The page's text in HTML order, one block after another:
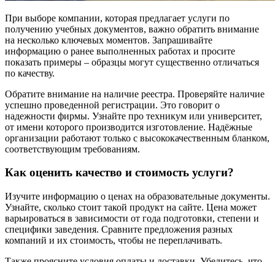
При выборе компании, которая предлагает услуги по
получению учебных документов, важно обратить внимание
на несколько ключевых моментов. Запрашивайте
информацию о ранее выполненных работах и просите
показать примеры – образцы могут существенно отличаться
по качеству.
Обратите внимание на наличие реестра. Проверяйте наличие
успешно проведенной регистрации. Это говорит о
надежности фирмы. Узнайте про техникум или университет,
от имени которого производится изготовление. Надёжные
организации работают только с высококачественным бланком,
соответствующим требованиям.
Как оценить качество и стоимость услуги?
Изучите информацию о ценах на образовательные документы.
Узнайте, сколько стоит такой продукт на сайте. Цена может
варьироваться в зависимости от года подготовки, степени и
специфики заведения. Сравните предложения разных
компаний и их стоимость, чтобы не переплачивать.